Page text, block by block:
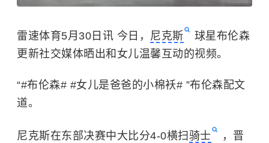
雷速体育5月30日讯 今日， 尼克斯
球星布伦森
更新社交媒体晒出和女儿温馨互动的视频。
“#布伦森# #女儿是爸爸的小棉袄# ”布伦森配文
道。
尼克斯在东部决赛中大比分4-0横扫 骑士
，晋